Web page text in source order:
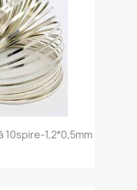
10spire-1,2*0,5mm